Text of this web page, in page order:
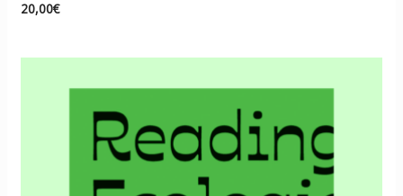
20,00€